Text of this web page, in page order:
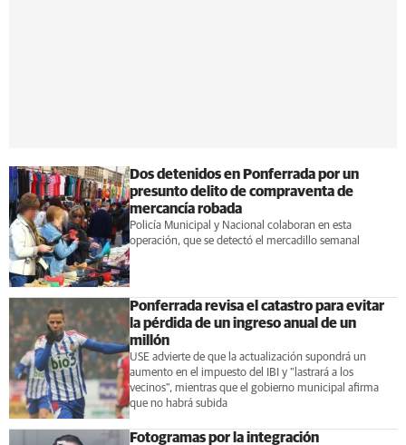
Dos detenidos en Ponferrada por un
presunto delito de compraventa de
mercancía robada
Policía Municipal y Nacional colaboran en esta
operación, que se detectó el mercadillo semanal
Ponferrada revisa el catastro para evitar
la pérdida de un ingreso anual de un
millón
USE advierte de que la actualización supondrá un
aumento en el impuesto del IBI y "lastrará a los
vecinos", mientras que el gobierno municipal afirma
que no habrá subida
Fotogramas por la integración